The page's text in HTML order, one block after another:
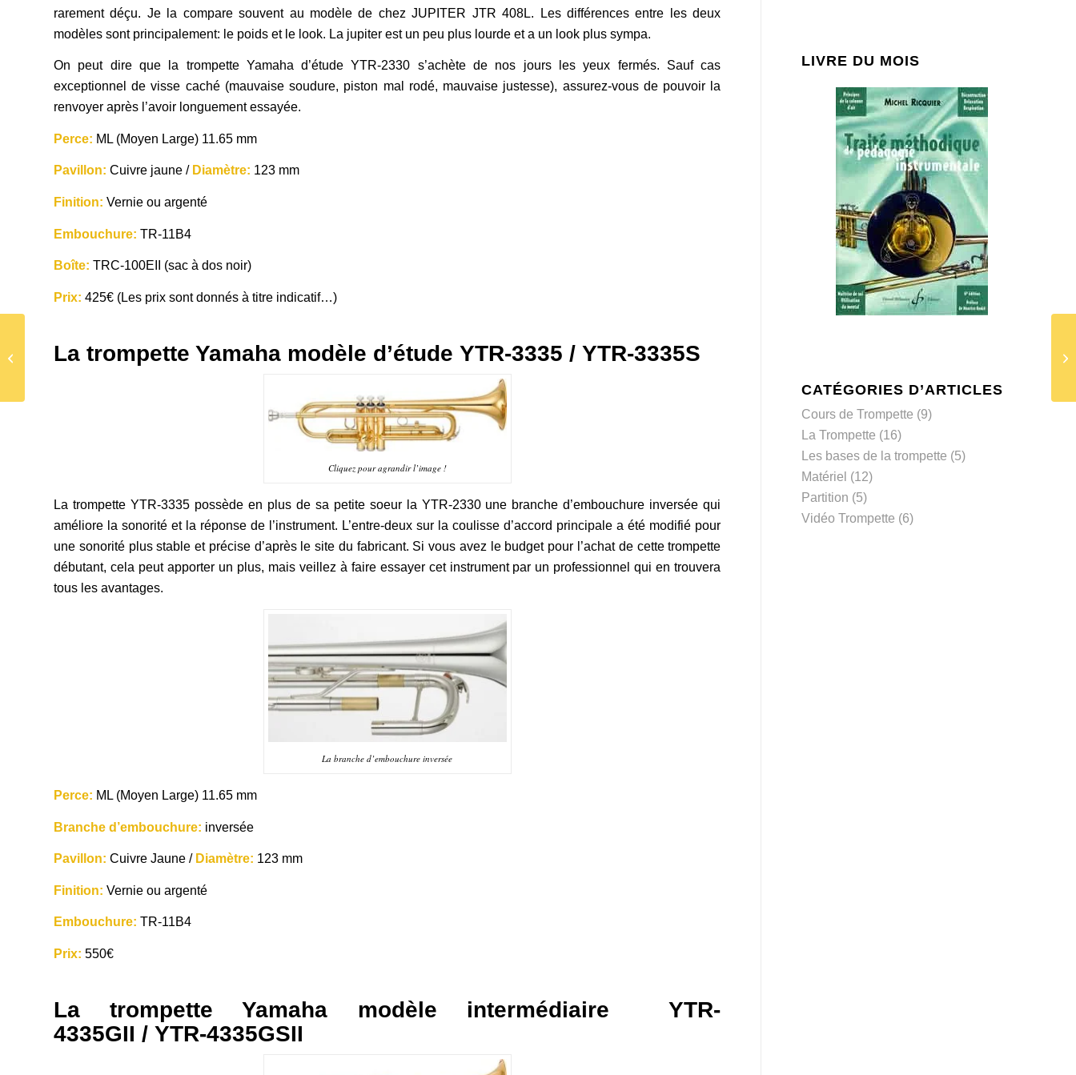
rarement déçu. Je la compare souvent au modèle de chez JUPITER JTR 408L. Les différences entre les deux
modèles sont principalement: le poids et le look. La jupiter est un peu plus lourde et a un look plus sympa.
On peut dire que la trompette Yamaha d’étude YTR-2330 s’achète de nos jours les yeux fermés. Sauf cas
exceptionnel de visse caché (mauvaise soudure, piston mal rodé, mauvaise justesse), assurez-vous de pouvoir la
renvoyer après l’avoir longuement essayée.
Perce: ML (Moyen Large) 11.65 mm
Pavillon: Cuivre jaune / Diamètre: 123 mm
Finition: Vernie ou argenté
Embouchure: TR-11B4
Boîte: TRC-100EII (sac à dos noir)
Prix: 425€ (Les prix sont donnés à titre indicatif…)
La trompette Yamaha modèle d’étude YTR-3335 / YTR-3335S
Cliquez pour agrandir l’image !
La trompette YTR-3335 possède en plus de sa petite soeur la YTR-2330 une branche d’embouchure inversée qui
améliore la sonorité et la réponse de l’instrument. L’entre-deux sur la coulisse d’accord principale a été modifié pour
une sonorité plus stable et précise d’après le site du fabricant. Si vous avez le budget pour l’achat de cette trompette
débutant, cela peut apporter un plus, mais veillez à faire essayer cet instrument par un professionnel qui en trouvera
tous les avantages.
La branche d’embouchure inversée
Perce: ML (Moyen Large) 11.65 mm
Branche d’embouchure: inversée
Pavillon: Cuivre Jaune /Diamètre: 123 mm
Finition: Vernie ou argenté
Embouchure: TR-11B4
Prix: 550€
La trompette Yamaha modèle intermédiaireYTR-
4335GII / YTR-4335GSII
LIVRE DU MOIS
CATÉGORIES D’ARTICLES
Cours de Trompette (9)
La Trompette (16)
Les bases de la trompette (5)
Matériel (12)
Partition (5)
Vidéo Trompette (6)
de l’anatomie d’une